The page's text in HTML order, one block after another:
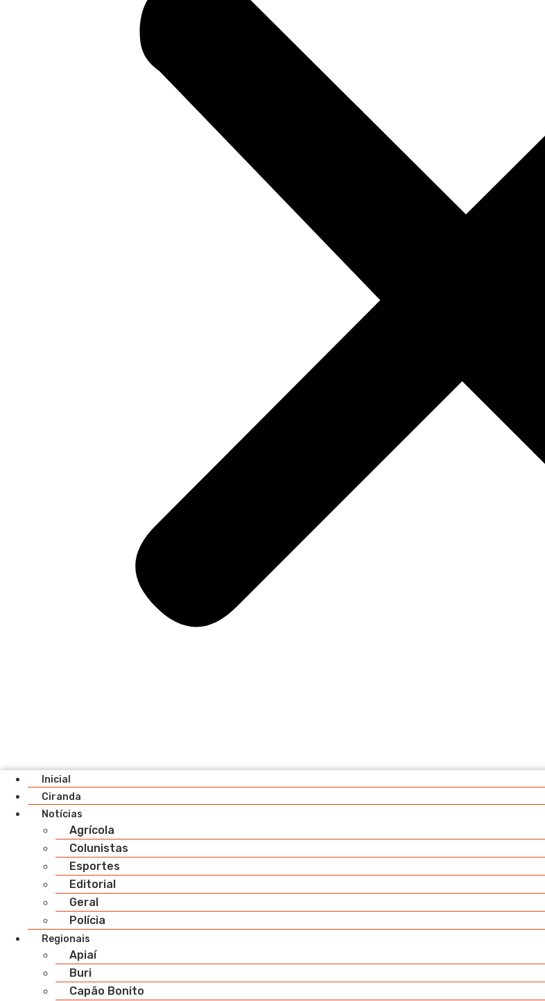
Inicial
Ciranda
Notícias
Agrícola
Colunistas
Esportes
Editorial
Geral
Polícia
Regionais
Apiaí
Buri
Capão Bonito